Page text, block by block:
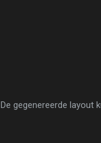
De gegenereerde layout